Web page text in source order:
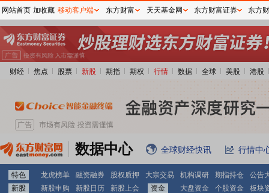
财经 焦点 股票 新股 期指 期权 行情 数据 全球 美股 港股
数据中心 全球财经快讯 行情中
特色 龙虎榜单 融资融券 股权质押 大宗交易 机构调研 期指持仓
公告
新股
新股申购 新股日历 新股上会 资金 大盘资金 个股资金 板块
网站首页 加收藏 移动客户端 东方财富 天天基金网 东方财富证券 东方